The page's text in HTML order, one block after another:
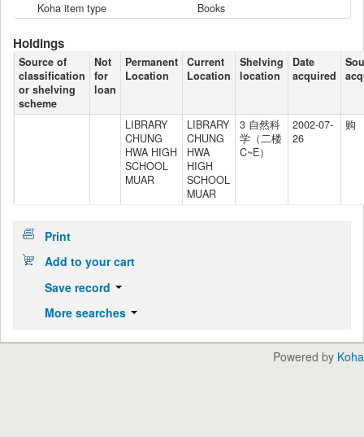
Koha item type
Books
Holdings
Source of
classification
or shelving
scheme
Not
for
loan
Permanent
Location
Current
Location
Shelving
location
Date
acquired
LIBRARY
CHUNG
HWA HIGH
SCHOOL
MUAR
LIBRARY
CHUNG
HWA
HIGH
SCHOOL
MUAR
3 自然科
学（二楼
C~E）
2002-07-
26
购
Print
Add to your cart
Save record
More searches
Powered by Koha